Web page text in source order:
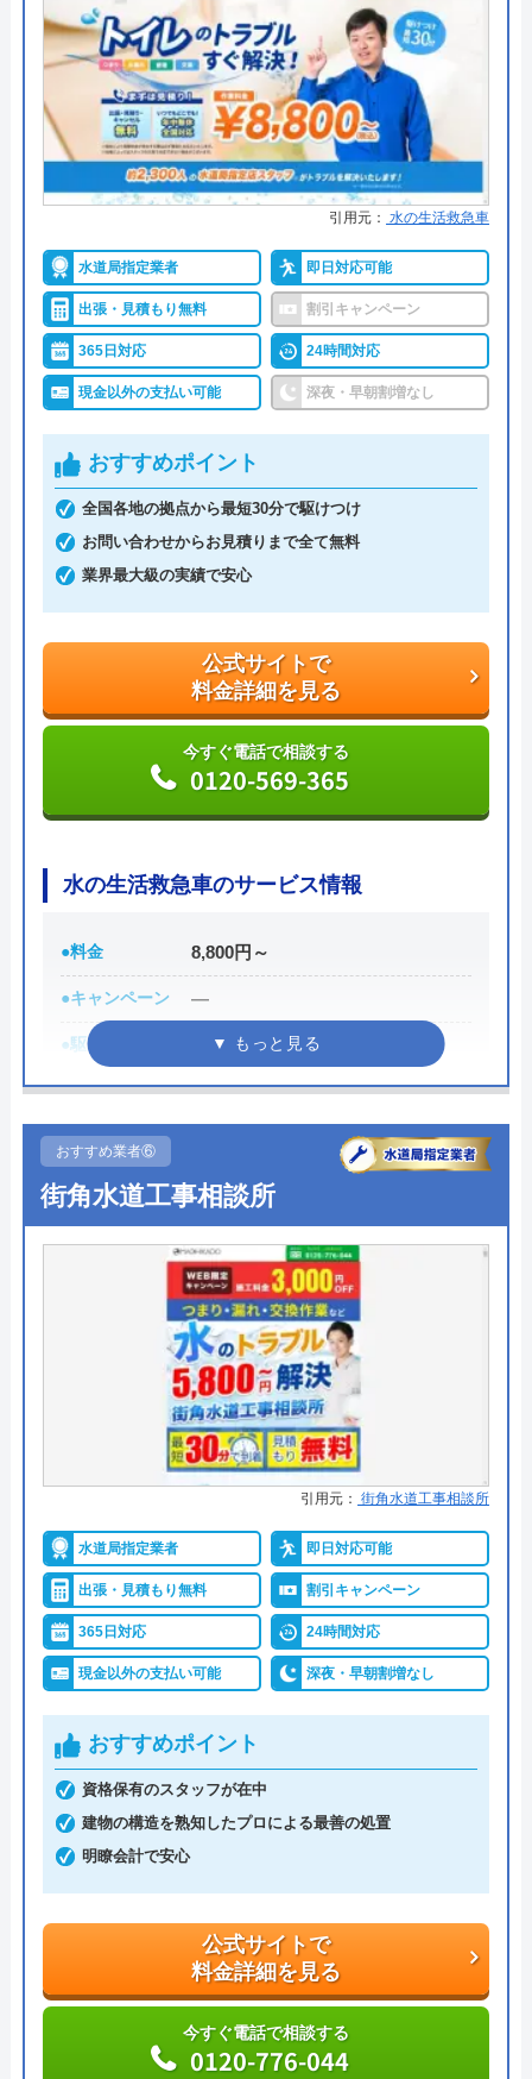
代表者
創業・設立 2009年10月設立
所在地
〒231-0058
神奈川県横浜市中区弥生町2-17 ストー
クタワー大通り公園Ⅰ-2Ｆ
東京、神奈川、千葉、埼玉
●累計実績 ―
●保証・保険 ―
詳細は公式HPでご確認ください
水協がおすすめの理由
間受付、見積もりと出張費は無料なのが特長です。
つまりや水漏れをはじめ、トイレや蛇口、台所やお
風呂のつまりや水漏れトラブルに対応可能で、作業
料金は1,200円〜と低価格です。すべて自社の技術者
による修理、テレビCMを省くことで無駄な料金を
カットしています。基本料金が無料になるインター
ネット割引があり、作業料金と修理費のみ発生しま
す。
す。電話、またはWebでオンライン予約や問い合わ
せができるので相談しやすいです。
公式サイトで
料金詳細を見る
0120-969-790
水協の基本情報
運営会社 株式会社水協
代表者 井川英輝
所在地
大阪府大阪市天王寺区東高津町3-29新
青山ビル202
大阪・京都・奈良・兵庫・滋賀
引用元： 水の生活救急車
水道局指定業者 即日対応可能
出張・見積もり無料 割引キャンペーン
365日対応 24時間対応
現金以外の支払い可能 深夜・早朝割増なし
おすすめポイント
全国各地の拠点から最短30分で駆けつけ
お問い合わせからお見積りまで全て無料
業界最大級の実績で安心
公式サイトで
料金詳細を見る
今すぐ電話で相談する
0120-569-365
水の生活救急車のサービス情報
●料金 8,800円～
●キャンペーン ―
●駆けつけ時間 最短30分
●受付時間 8:00-22:00
●定休日
●出張見積もり 出張見積もり無料
●支払い方法 現金、クレジットカード
施工対応数240万件以上
―
詳細は公式HPでご確認ください
水の生活救急車がおすすめの理由
拠点数2270店舗と日本全国に拠点を構え、年中無休
い合わせ受付をしてくれるので、すぐに相談ができ
水トラブルの不安もすぐに解消できます。
調整作業のみであれば8,800円～と明朗会計。問い合
わせから見積もりまですべて無料でできるので、ま
ずは電話相談をしてみることをおすすめします。
日本全国の水トラブルに対応している水の生活救急
車はトイレのみならず洗面所やキッチン、お風呂な
どにも対応してくれる水まわりトラブル解決のスペ
おすすめポイントとしてはこれまでの施工対応実績
は240万件以上と豊富な実績数があり、また最短5分
で業者を手配してくれて最短30分でスピード駆け付
けしてくれるところです。
おすすめ業者⑥
街角水道工事相談所
引用元： 街角水道工事相談所
水道局指定業者 即日対応可能
出張・見積もり無料 割引キャンペーン
365日対応 24時間対応
現金以外の支払い可能 深夜・早朝割増なし
おすすめポイント
資格保有のスタッフが在中
建物の構造を熟知したプロによる最善の処置
明瞭会計で安心
公式サイトで
料金詳細を見る
今すぐ電話で相談する
0120-776-044